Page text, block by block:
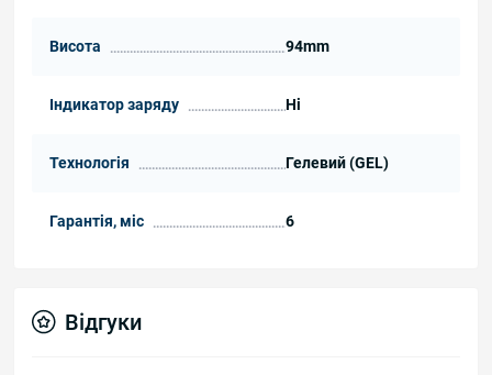
Висота 94mm
Індикатор заряду Ні
Технологія Гелевий (GEL)
Гарантія, міс 6
Відгуки